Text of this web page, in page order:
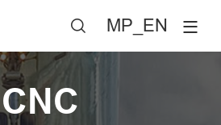
 MP_EN
CNC